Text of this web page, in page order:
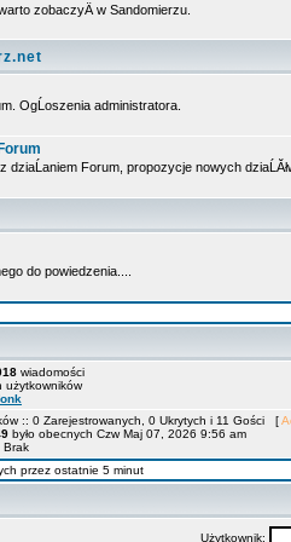
zobaczyÄ w Sandomierzu.
OgĹoszenia administratora.
Forum, propozycje nowych
do powiedzenia....
wiadomości
użytkowników
:: 0 Zarejestrowanych, 0 Ukrytych i 11 Gości [
było obecnych Czw Maj 07, 2026 9:56 am
Brak
przez ostatnie 5 minut
Użytkownik: